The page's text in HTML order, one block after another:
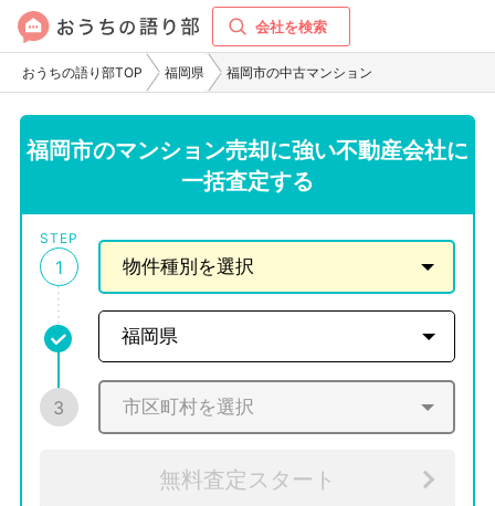
会社を検索
おうちの語り部TOP 福岡県 福岡市の中古マンション
福岡市のマンション売却に強い不動産会社に
一括査定する
STEP
1
3
無料査定スタート